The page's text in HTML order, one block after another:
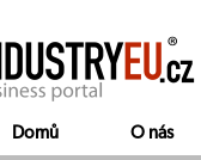
Domů O nás